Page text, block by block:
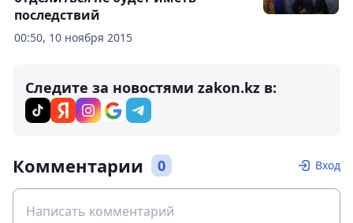
00:50, 10 ноября 2015
последствий
Следите за новостями zakon.kz в:
Комментарии 0 Вход